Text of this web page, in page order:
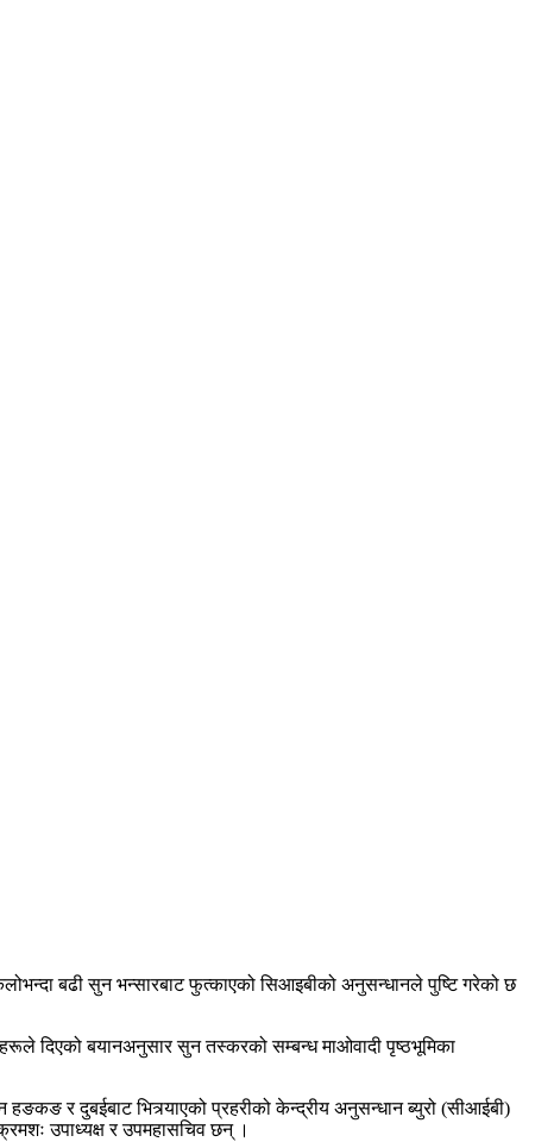
बढी सुन भन्सारबाट फुत्काएको सिआइबीको अनुसन्धानले पुष्टि गरेको छ
दिएको बयानअनुसार सुन तस्करको सम्बन्ध माओवादी पृष्ठभूमिका
र दुबईबाट भित्र्याएको प्रहरीको केन्द्रीय अनुसन्धान ब्युरो (सीआईबी)
उपाध्यक्ष र उपमहासचिव छन् ।